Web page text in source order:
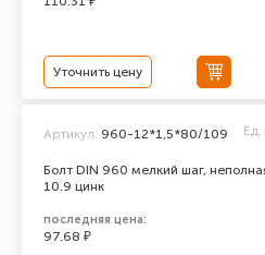
Уточнить цену
Болт DIN 960 мелкий шаг,
10.9 цинк
Артикул: 960-12*1,5*80/109 Ед.
последняя цена:
97.68 ₽